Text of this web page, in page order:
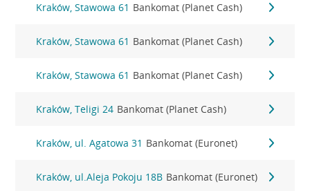
Kraków, Stawowa 61 Bankomat (Planet Cash)
Kraków, Stawowa 61 Bankomat (Planet Cash)
Kraków, Stawowa 61 Bankomat (Planet Cash)
Kraków, Teligi 24 Bankomat (Planet Cash)
Kraków, ul. Agatowa 31 Bankomat (Euronet)
Kraków, ul.Aleja Pokoju 18B Bankomat (Euronet)